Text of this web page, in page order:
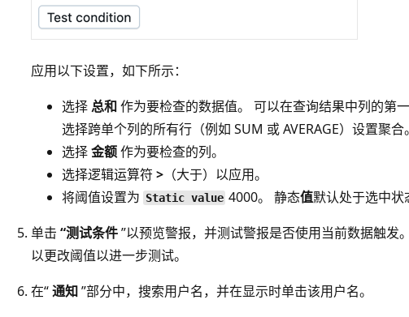
应用以下设置，如下所示：
选择 总和作为要检查的数据值。 可以在查询结果中列的第
选择跨单个列的所有行（例如 SUM 或 AVERAGE）设置聚合。
选择金额作为要检查的列。
选择逻辑运算符 > （大于）以应用。
将阈值设置为 Static value 4000。 静态值默认处于选中状
单击 “测试条件”以预览警报，并测试警报是否使用当前数据触发
以更改阈值以进一步测试。
在“通知”部分中，搜索用户名，并在显示时单击该用户名。